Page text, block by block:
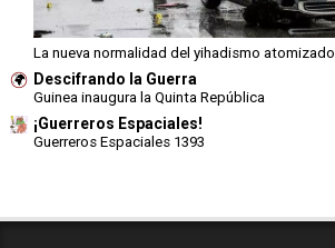
La nueva normalidad del yihadismo atomizado
Descifrando la Guerra
Guinea inaugura la Quinta República
¡Guerreros Espaciales!
Guerreros Espaciales 1393